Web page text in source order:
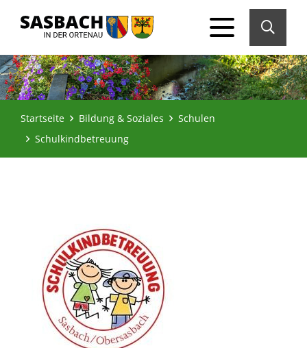
Startseite Bildung & Soziales
Schulen
Schulkindbetreuung